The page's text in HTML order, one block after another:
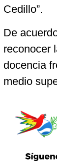
Cedillo”.
De
reconocer
docencia
medio